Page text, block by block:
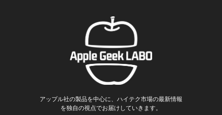
アップル社の製品を中心に、ハイテク市場の最新情報
を独自の視点でお届けしていきます。